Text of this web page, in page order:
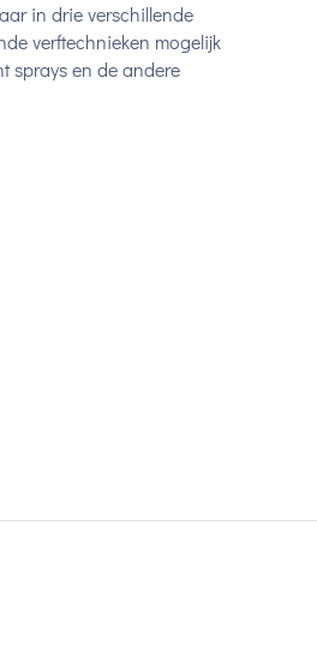
in drie verschillende
verftechnieken mogelijk
sprays en de andere